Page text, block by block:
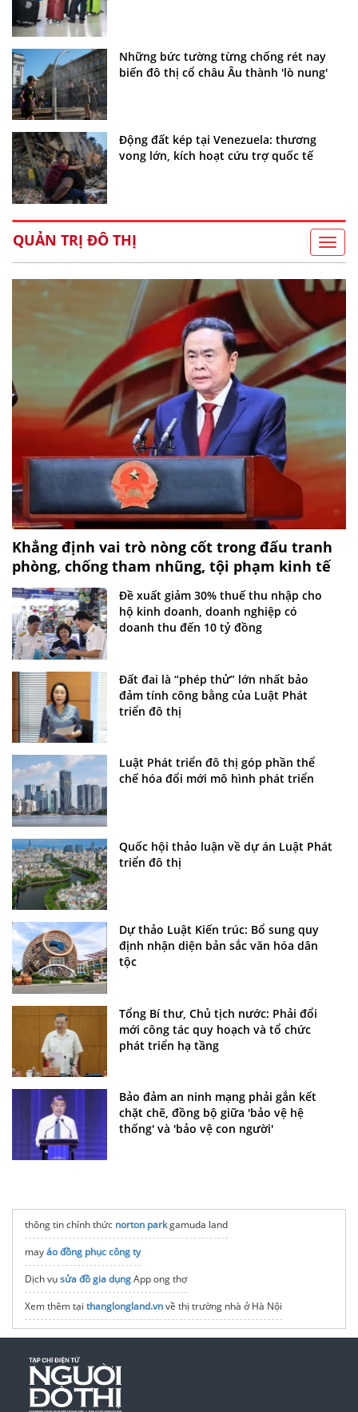
Những bức tường từng chống rét nay
biến đô thị cổ châu Âu thành 'lò nung'
Động đất kép tại Venezuela: thương
vong lớn, kích hoạt cứu trợ quốc tế
QUẢN TRỊ ĐÔ THỊ
Khẳng định vai trò nòng cốt trong đấu tranh
phòng, chống tham nhũng, tội phạm kinh tế
Đề xuất giảm 30% thuế thu nhập cho
hộ kinh doanh, doanh nghiệp có
doanh thu đến 10 tỷ đồng
Đất đai là “phép thử” lớn nhất bảo
đảm tính công bằng của Luật Phát
triển đô thị
Luật Phát triển đô thị góp phần thể
chế hóa đổi mới mô hình phát triển
Quốc hội thảo luận về dự án Luật Phát
triển đô thị
Dự thảo Luật Kiến trúc: Bổ sung quy
định nhận diện bản sắc văn hóa dân
tộc
Tổng Bí thư, Chủ tịch nước: Phải đổi
mới công tác quy hoạch và tổ chức
phát triển hạ tầng
Bảo đảm an ninh mạng phải gắn kết
chặt chẽ, đồng bộ giữa 'bảo vệ hệ
thống' và 'bảo vệ con người'
thông tin chính thức norton parkgamuda land
mayáo đồng phục công ty
Dịch vụsửa đồ gia dụngApp ong thợ
Xem thêm tại thanglongland.vnvề thị trường nhà ở Hà Nội
Vinhomes Vũ Yên Hải Phòng
Bất động sản
Dịch vụsửa điện lạnh
dự ánliền kề the vista văn la